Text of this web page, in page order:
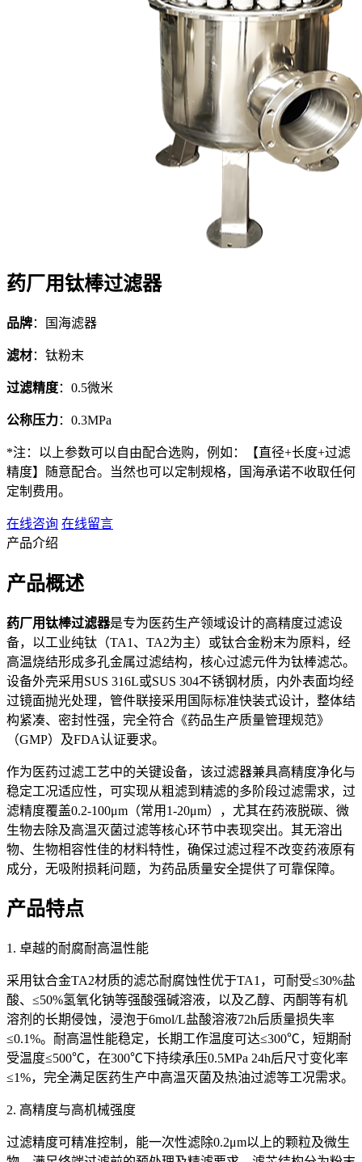
药厂用钛棒过滤器
品牌：国海滤器
滤材：钛粉末
过滤精度：0.5微米
公称压力：0.3MPa
*注：以上参数可以自由配合选购，例如：【直径+长度+过滤
精度】随意配合。当然也可以定制规格，国海承诺不收取任何
定制费用。
在线咨询 在线留言
产品介绍
产品概述
药厂用钛棒过滤器是专为医药生产领域设计的高精度过滤设
备，以工业纯钛（TA1、TA2为主）或钛合金粉末为原料，经
高温烧结形成多孔金属过滤结构，核心过滤元件为钛棒滤芯。
设备外壳采用SUS 316L或SUS 304不锈钢材质，内外表面均经
过镜面抛光处理，管件联接采用国际标准快装式设计，整体结
构紧凑、密封性强，完全符合《药品生产质量管理规范》
（GMP）及FDA认证要求。
作为医药过滤工艺中的关键设备，该过滤器兼具高精度净化与
稳定工况适应性，可实现从粗滤到精滤的多阶段过滤需求，过
滤精度覆盖0.2-100μm（常用1-20μm），尤其在药液脱碳、微
生物去除及高温灭菌过滤等核心环节中表现突出。其无溶出
物、生物相容性佳的材料特性，确保过滤过程不改变药液原有
成分，无吸附损耗问题，为药品质量安全提供了可靠保障。
产品特点
1. 卓越的耐腐耐高温性能
采用钛合金TA2材质的滤芯耐腐蚀性优于TA1，可耐受≤30%盐
酸、≤50%氢氧化钠等强酸强碱溶液，以及乙醇、丙酮等有机
溶剂的长期侵蚀，浸泡于6mol/L盐酸溶液72h后质量损失率
≤0.1%。耐高温性能稳定，长期工作温度可达≤300℃，短期耐
受温度≤500℃，在300℃下持续承压0.5MPa 24h后尺寸变化率
≤1%，完全满足医药生产中高温灭菌及热油过滤等工况需求。
2. 高精度与高机械强度
过滤精度可精准控制，能一次性滤除0.2μm以上的颗粒及微生